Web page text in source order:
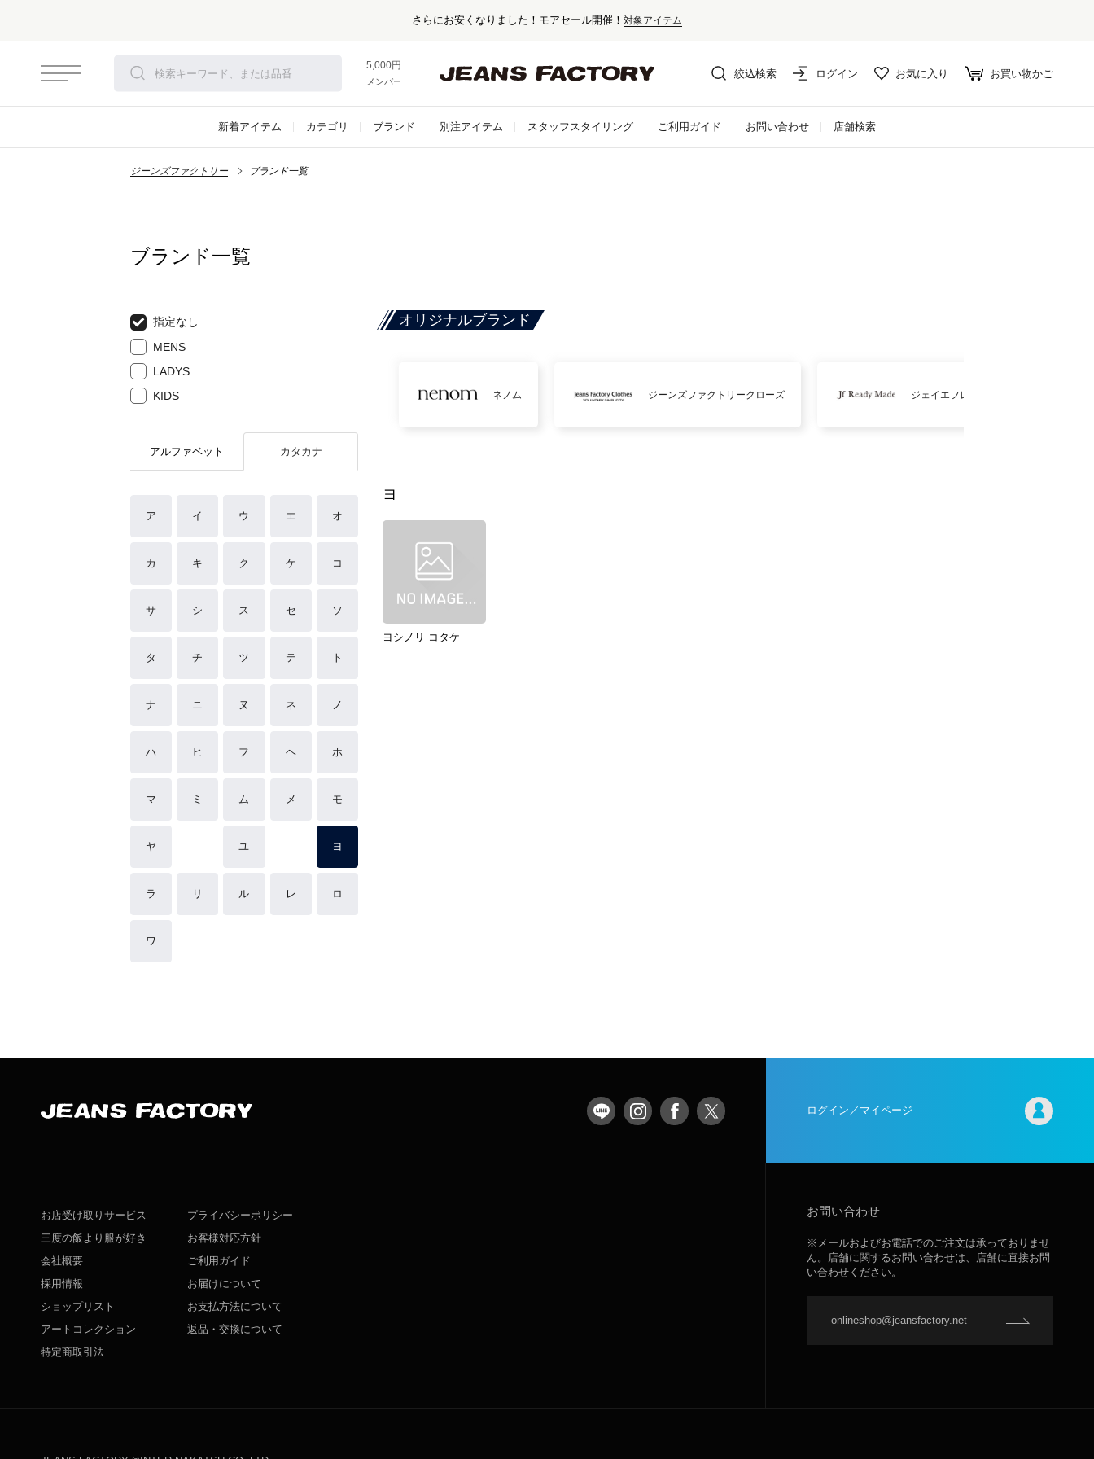
さらにお安くなりました！モアセール開催！ 対象アイテム
5,000円以上お買い上げで送料無料！
メンバー登録でお得な情報をゲット。さらに詳しく
絞込検索 ログイン お気に入り お買い物かご
新着アイテム カテゴリ ブランド 別注アイテム スタッフスタイリング ご利用ガイド お問い合わせ 店舗検索
ジーンズファクトリー ブランド一覧
ブランド一覧
指定なし
MENS
LADYS
KIDS
アルファベット カタカナ
ア イ ウ エ オ
カ キ ク ケ コ
サ シ ス セ ソ
タ チ ツ テ ト
ナ ニ ヌ ネ ノ
ハ ヒ フ ヘ ホ
マ ミ ム メ モ
ヤ ユ ヨ
ラ リ ル レ ロ
ワ
オリジナルブランド
ネノム ジーンズファクトリークローズ ジェイエフレディメイド
ヨ
ヨシノリ コタケ
ログイン／マイページ
お店受け取りサービス
三度の飯より服が好き
会社概要
採用情報
ショップリスト
アートコレクション
特定商取引法
プライバシーポリシー
お客様対応方針
ご利用ガイド
お届けについて
お支払方法について
返品・交換について
お問い合わせ
※メールおよびお電話でのご注文は承っておりませ
ん。店舗に関するお問い合わせは、店舗に直接お問
い合わせください。
onlineshop@jeansfactory.net